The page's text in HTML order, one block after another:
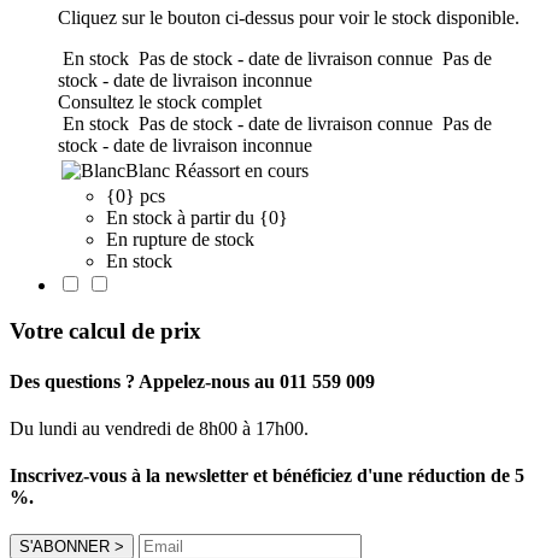
Cliquez sur le bouton ci-dessus pour voir le stock disponible.
En stock Pas de stock - date de livraison connue Pas de
stock - date de livraison inconnue
Consultez le stock complet
En stock Pas de stock - date de livraison connue Pas de
stock - date de livraison inconnue
Blanc Réassort en cours
{0} pcs
En stock à partir du {0}
En rupture de stock
En stock
Votre calcul de prix
Des questions ? Appelez-nous au 011 559 009
Du lundi au vendredi de 8h00 à 17h00.
Inscrivez-vous à la newsletter et bénéficiez d'une réduction de 5
%.
S'ABONNER >